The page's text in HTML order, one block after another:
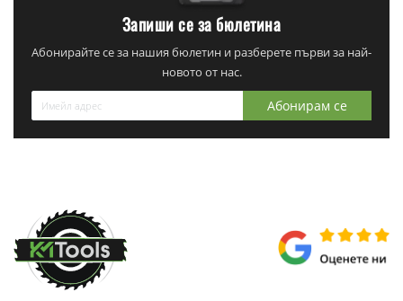
Запиши се за бюлетина
Абонирайте се за нашия бюлетин и разберете първи за най-
новото от нас.
Абонирам се